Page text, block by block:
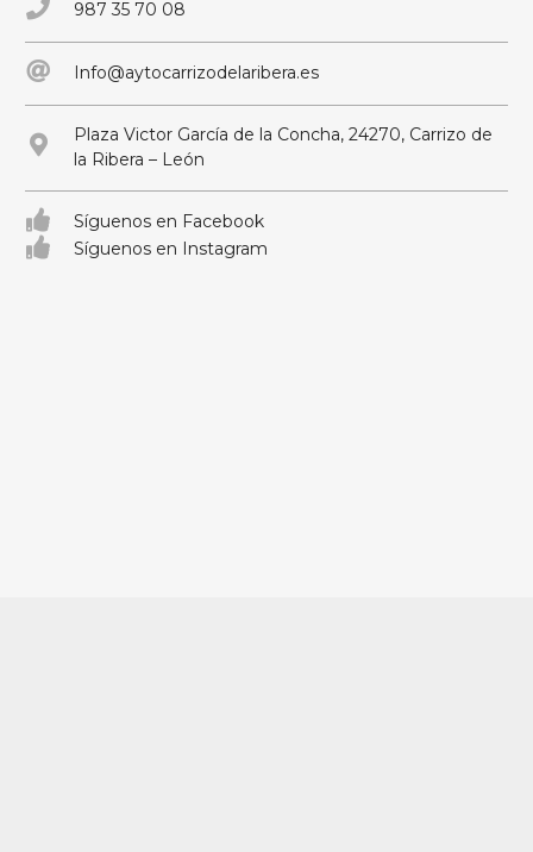
987 35 70 08
Info@aytocarrizodelaribera.es
Plaza Victor García de la Concha, 24270, Carrizo de
la Ribera – León
Síguenos en Facebook
Síguenos en Instagram